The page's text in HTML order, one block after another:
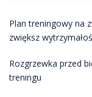
Plan treningowy na
zwiększ
Rozgrzewka przed
treningu